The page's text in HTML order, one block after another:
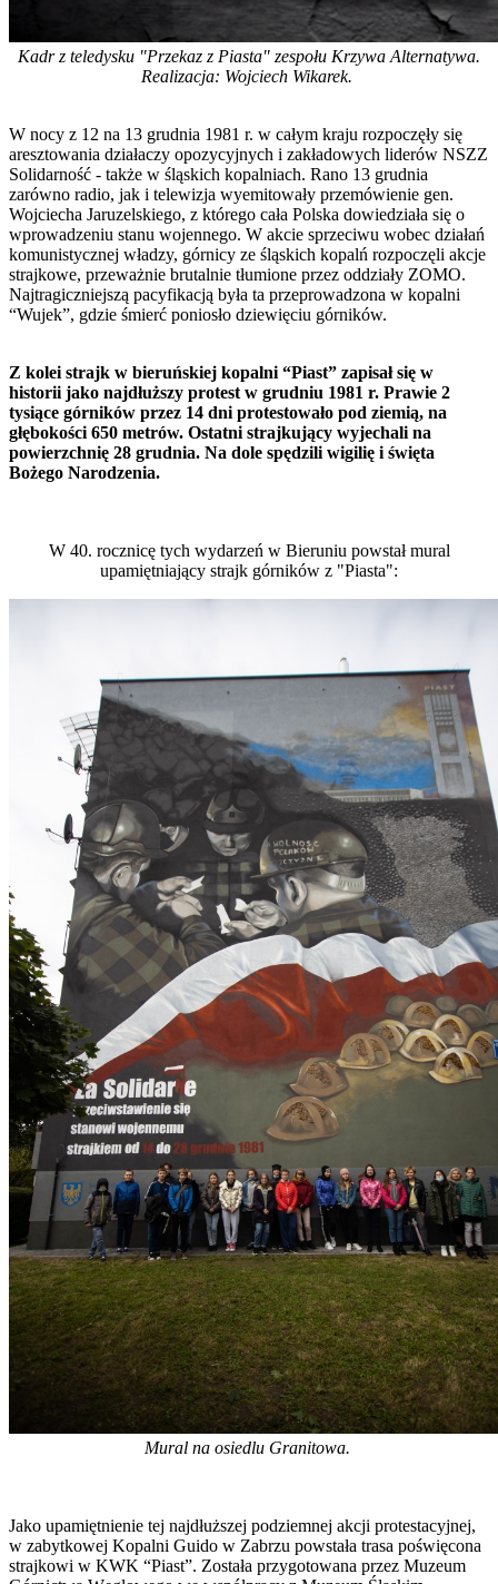
Kadr z teledysku "Przekaz z Piasta" zespołu Krzywa Alternatywa.
Realizacja: Wojciech Wikarek.
W nocy z 12 na 13 grudnia 1981 r. w całym kraju rozpoczęły się
aresztowania działaczy opozycyjnych i zakładowych liderów NSZZ
Solidarność - także w śląskich kopalniach. Rano 13 grudnia
zarówno radio, jak i telewizja wyemitowały przemówienie gen.
Wojciecha Jaruzelskiego, z którego cała Polska dowiedziała się o
wprowadzeniu stanu wojennego. W akcie sprzeciwu wobec działań
komunistycznej władzy, górnicy ze śląskich kopalń rozpoczęli akcje
strajkowe, przeważnie brutalnie tłumione przez oddziały ZOMO.
Najtragiczniejszą pacyfikacją była ta przeprowadzona w kopalni
“Wujek”, gdzie śmierć poniosło dziewięciu górników.
Z kolei strajk w bieruńskiej kopalni “Piast” zapisał się w
historii jako najdłuższy protest w grudniu 1981 r. Prawie 2
tysiące górników przez 14 dni protestowało pod ziemią, na
głębokości 650 metrów. Ostatni strajkujący wyjechali na
powierzchnię 28 grudnia. Na dole spędzili wigilię i święta
Bożego Narodzenia.
W 40. rocznicę tych wydarzeń w Bieruniu powstał mural
upamiętniający strajk górników z "Piasta":
Mural na osiedlu Granitowa.
Jako upamiętnienie tej najdłuższej podziemnej akcji protestacyjnej,
w zabytkowej Kopalni Guido w Zabrzu powstała trasa poświęcona
strajkowi w KWK “Piast”. Została przygotowana przez Muzeum